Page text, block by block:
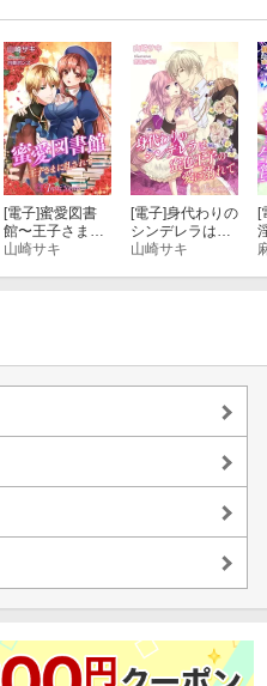
[電子]蜜愛図書
館〜王子さまに
乱されて〜【書
山崎サキ
[電子]身代わりの
シンデレラは蜜
色王子の愛に溺
山崎サキ
[